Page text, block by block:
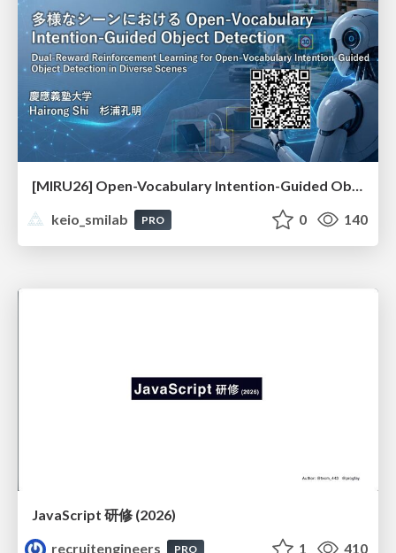
keio_smilab
PRO 0 140
JavaScript 研修 (2026)
recruitengineers
PRO 1 410